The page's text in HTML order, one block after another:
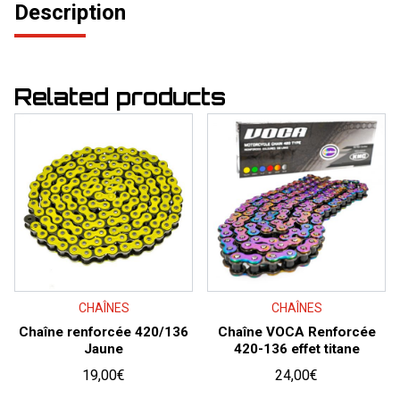
Description
Related products
CHAÎNES
Chaîne renforcée 420/136
Jaune
19,00€
CHAÎNES
Chaîne VOCA Renforcée
420-136 effet titane
24,00€